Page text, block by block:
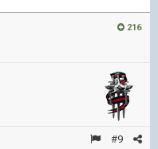
216
#9